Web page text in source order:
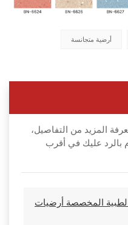
أرضية متجانسة
المزيد من التفاصيل،
بالرد عليك في أقرب
المخصصة أرضيات